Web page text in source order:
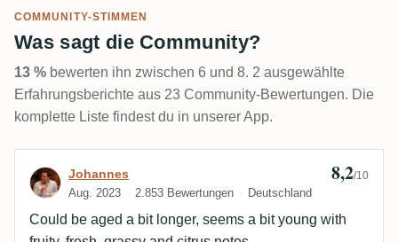
COMMUNITY-STIMMEN
Was sagt die Community?
13 % bewerten ihn zwischen 6 und 8. 2 ausgewählte
Erfahrungsberichte aus 23 Community-Bewertungen. Die
komplette Liste findest du in unserer App.
Bewertung von Johannes
Johannes
Aug. 2023 2.853 Bewertungen Deutschland
8,2/10
Could be aged a bit longer, seems a bit young with